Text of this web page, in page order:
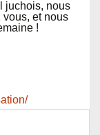
juchois, nous
vous, et nous
!